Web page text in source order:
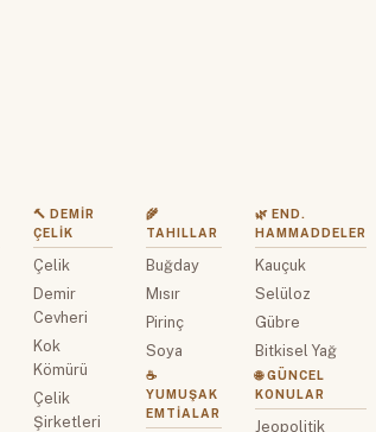
🔨 DEMIR
ÇELIK
Çelik
Demir
Cevheri
Kok
Kömürü
Çelik
Şirketleri
🌾
TAHILLAR
Buğday
Mısır
Pirinç
Soya
☕
YUMUŞAK
EMTIALAR
🌿 END.
HAMMADDELER
Kauçuk
Selüloz
Gübre
Bitkisel Yağ
🌐 GÜNCEL
KONULAR
Jeopolitik